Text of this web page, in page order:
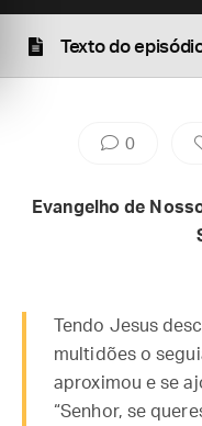
Texto do
0
Evangelho de
Tendo Jesus
multidões o
aproximou e se
“Senhor, se